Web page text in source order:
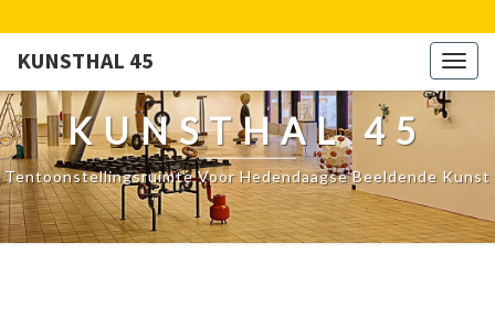
KUNSTHAL 45
KUNSTHAL 45
Tentoonstellingsruimte Voor Hedendaagse Beeldende Kunst